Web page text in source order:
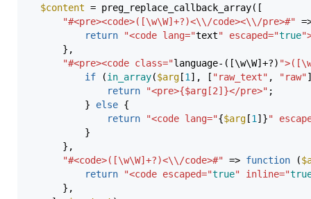
$content = preg_replace_callback_array( [
"#<pre><code>([\w\W]+?)<\\ /code><\\ /pre>#"
return
"<code lang="text" escaped="true
} ,
"#<pre><code class="language- ( [\w\W] +?)
if
(in_array($arg [1 ] , [ "raw_text" , "raw"
return
"<pre>{$arg[2]}</pre>" ;
}
else {
return
"<code lang="{$arg [1 ] }"
}
} ,
"#<code>([\w\W]+?)<\\ /code>#" => function (
return
"<code escaped="true" inline="
} ,